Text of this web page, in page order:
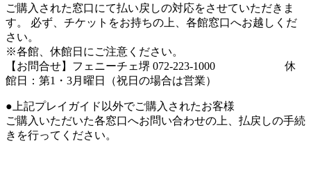
ご購入された窓口にて払い戻しの対応をさせていただきま
す。 必ず、チケットをお持ちの上、各館窓口へお越しくだ
さい。
※各館、休館日にご注意ください。
【お問合せ】フェニーチェ堺 072-223-1000 休
館日：第1・3月曜日（祝日の場合は営業）
●上記プレイガイド以外でご購入されたお客様
ご購入いただいた各窓口へお問い合わせの上、払戻しの手続
きを行ってください。